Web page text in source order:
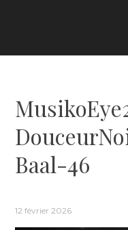
Baal-46
12 février 2026